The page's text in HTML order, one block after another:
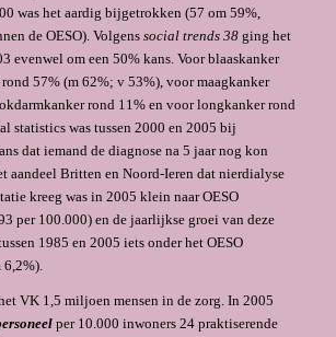
was het aardig bijgetrokken (57 om 59%,
de OESO). Volgens social trends 38ging het
evenwel om een 50% kans. Voor blaaskanker
57% (m 62%; v 53%), voor maagkanker
rond 11% en voor longkanker rond
statistics was tussen 2000 en 2005 bij
dat iemand de diagnose na 5 jaar nog kon
aandeel Britten en Noord-Ieren dat nierdialyse
kreeg was in 2005 klein naar OESO
per 100.000) en de jaarlijkse groei van deze
1985 en 2005 iets onder het OESO
6,2%).
VK 1,5 miljoen mensen in de zorg. In 2005
per 10.000 inwoners 24 praktiserende